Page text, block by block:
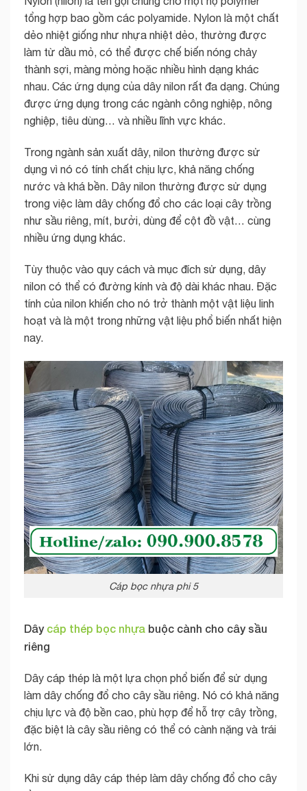
tổng hợp bao gồm các polyamide. Nylon là một chất
dẻo nhiệt giống như nhựa nhiệt dẻo, thường được
làm từ dầu mỏ, có thể được chế biến nóng chảy
thành sợi, màng mỏng hoặc nhiều hình dạng khác
nhau. Các ứng dụng của dây nilon rất đa dạng. Chúng
được ứng dụng trong các ngành công nghiệp, nông
nghiệp, tiêu dùng… và nhiều lĩnh vực khác.
Trong ngành sản xuất dây, nilon thường được sử
dụng vì nó có tính chất chịu lực, khả năng chống
nước và khá bền. Dây nilon thường được sử dụng
trong việc làm dây chống đổ cho các loại cây trồng
như sầu riêng, mít, bưởi, dùng để cột đồ vật… cùng
nhiều ứng dụng khác.
Tùy thuộc vào quy cách và mục đích sử dụng, dây
nilon có thể có đường kính và độ dài khác nhau. Đặc
tính của nilon khiến cho nó trở thành một vật liệu linh
hoạt và là một trong những vật liệu phổ biến nhất hiện
nay.
Cáp bọc nhựa phi 5
Dây cáp thép bọc nhựa buộc cành cho cây sầu
riêng
Dây cáp thép là một lựa chọn phổ biến để sử dụng
làm dây chống đổ cho cây sầu riêng. Nó có khả năng
chịu lực và độ bền cao, phù hợp để hỗ trợ cây trồng,
đặc biệt là cây sầu riêng có thể có cành nặng và trái
lớn.
Khi sử dụng dây cáp thép làm dây chống đổ cho cây